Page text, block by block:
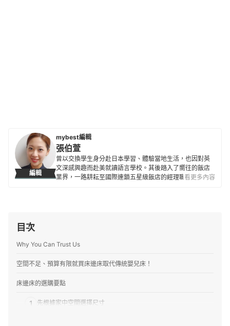
編輯
mybest編輯
張伯萱
曾以交換學生身分赴日本學習、體驗當地生活，也因對英
文深感興趣而赴美就讀語言學校。其後踏入了嚮往的飯店
業界，一路耕耘至國際連鎖五星級飯店的經理職，因此對
看更多內容
目次
Why You Can Trust Us
空間不足、預算有限就買床邊床取代傳統嬰兒床！
床邊床的選購要點
1 先根據家中空間選擇尺寸